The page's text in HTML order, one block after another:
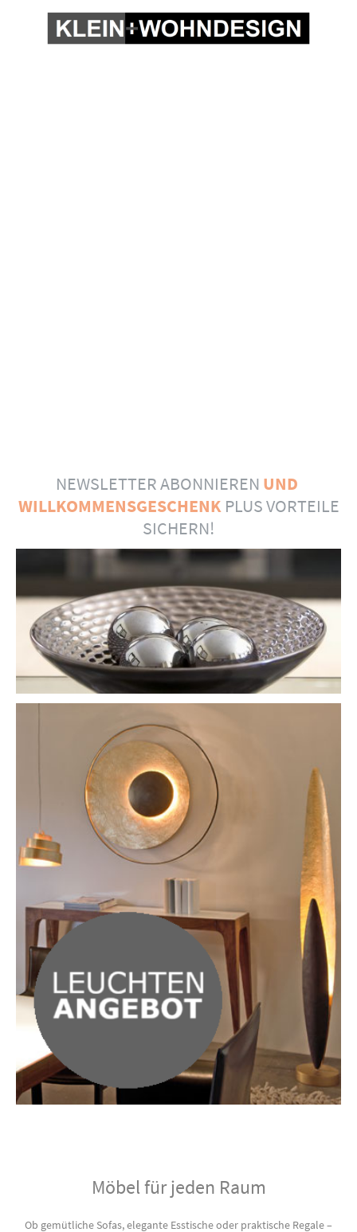
NEWSLETTER ABONNIEREN UND
WILLKOMMENSGESCHENK PLUS VORTEILE
SICHERN!
Möbel für jeden Raum
Ob gemütliche Sofas, elegante Esstische oder praktische Regale –